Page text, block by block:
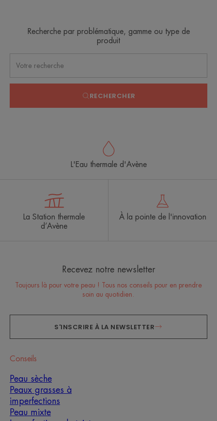
Recherche par problématique, gamme ou type de
produit
RECHERCHER
L'Eau thermale d'Avène
La Station thermale
d’Avène
À la pointe de l'innovation
Recevez notre newsletter
Toujours là pour votre peau ! Tous nos conseils pour en prendre
soin au quotidien.
S'INSCRIRE À LA NEWSLETTER
Conseils
Peau sèche
Peaux grasses à
imperfections
Peau mixte